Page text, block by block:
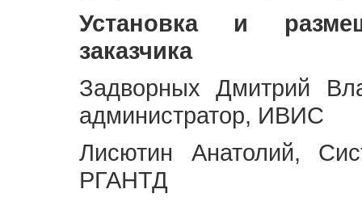
Установка и
заказчика
Задворных Дмитрий
администратор, ИВИС
Лисютин Анатолий,
РГАНТД